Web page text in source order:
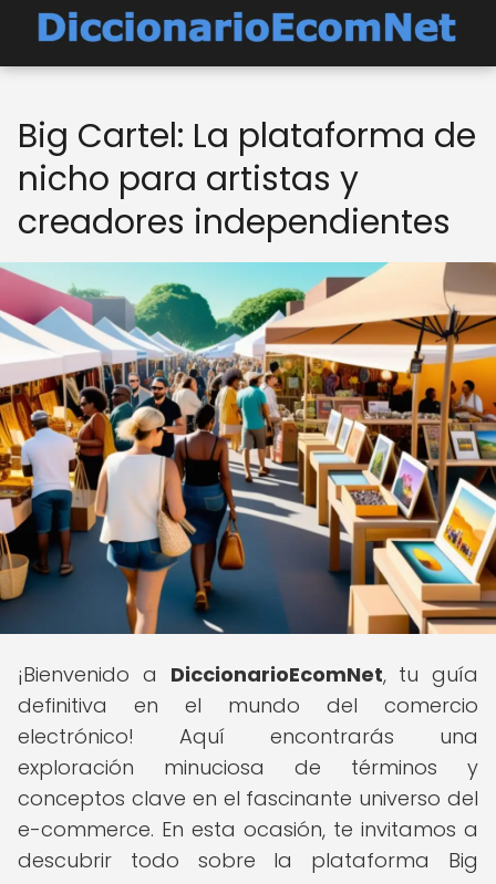
Big Cartel: La plataforma de
nicho para artistas y
creadores independientes
¡Bienvenido a DiccionarioEcomNet, tu guía
definitiva en el mundo del comercio
electrónico! Aquí encontrarás una
exploración minuciosa de términos y
conceptos clave en el fascinante universo del
e-commerce. En esta ocasión, te invitamos a
descubrir todo sobre la plataforma Big